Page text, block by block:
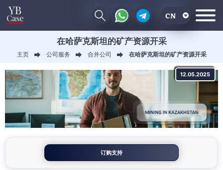
CN
RU
UA
在哈萨克斯坦的矿产资源开采
主页 公司服务 合并公司 在哈萨克斯坦的矿产资源开采
12.05.2025
订购支持